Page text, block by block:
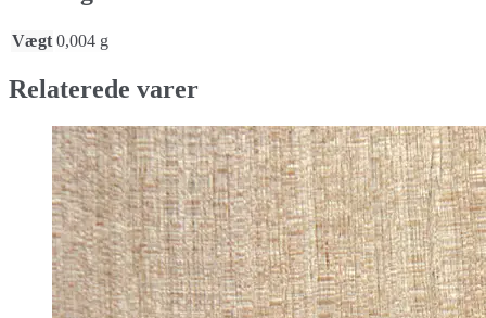
Vægt 0,004 g
Relaterede varer